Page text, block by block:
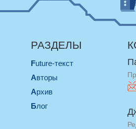
РАЗДЕЛЫ
Future-текст
Авторы
Архив
Блог